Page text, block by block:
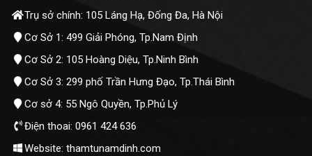
Trụ sở chính: 105 Láng Hạ, Đống Đa, Hà Nội
Cơ Sở 1: 499 Giải Phóng, Tp.Nam Định
Cơ Sở 2: 105 Hoàng Diệu, Tp.Ninh Bình
Cơ Sở 3: 299 phố Trần Hưng Đạo, Tp.Thái Bình
Cơ sở 4: 55 Ngô Quyền, Tp.Phủ Lý
Điện thoai: 0961 424 636
Website: thamtunamdinh.com